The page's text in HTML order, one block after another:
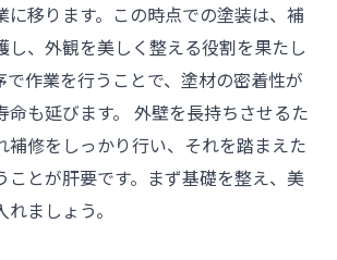
に移ります。この時点での塗装は、補
し、外観を美しく整える役割を果たし
で作業を行うことで、塗材の密着性が
命も延びます。 外壁を長持ちさせるた
補修をしっかり行い、それを踏まえた
ことが肝要です。まず基礎を整え、美
ましょう。